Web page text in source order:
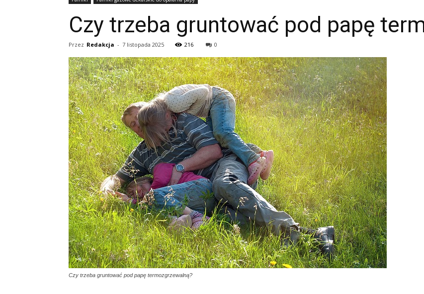
Czy trzeba gruntować pod papę
Przez Redakcja - 7 listopada 2025 216 0
Czy trzeba gruntować pod papę termozgrzewalną?